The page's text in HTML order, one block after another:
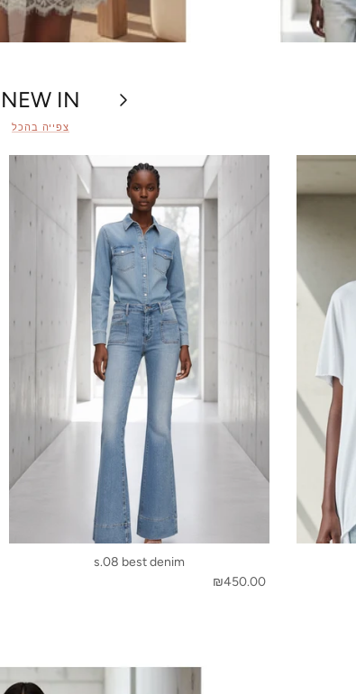
הקודם NEW IN
צפייה בהכל
s.08 best denim
₪450.00